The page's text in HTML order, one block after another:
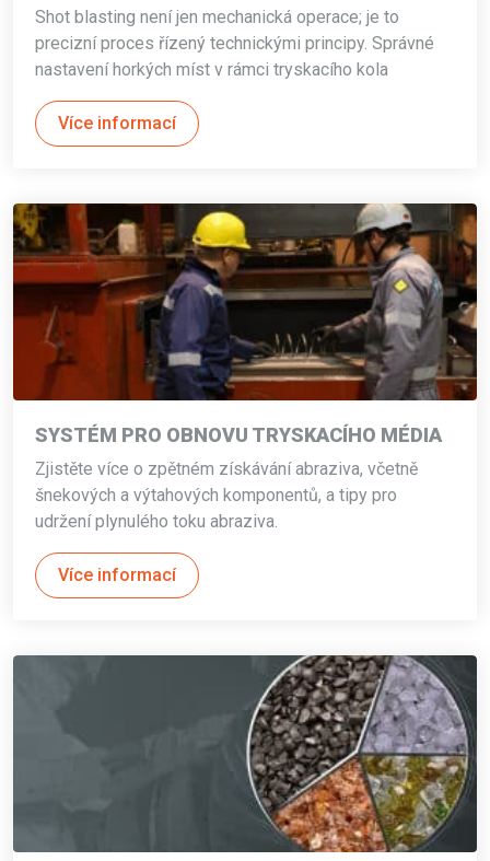
Shot blasting není jen mechanická operace; je to
precizní proces řízený technickými principy. Správné
nastavení horkých míst v rámci tryskacího kola
Více informací
SYSTÉM PRO OBNOVU TRYSKACÍHO MÉDIA
Zjistěte více o zpětném získávání abraziva, včetně
šnekových a výtahových komponentů, a tipy pro
udržení plynulého toku abraziva.
Více informací